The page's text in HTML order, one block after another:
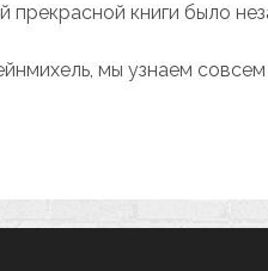
прекрасной книги было
мы узнаем совсем